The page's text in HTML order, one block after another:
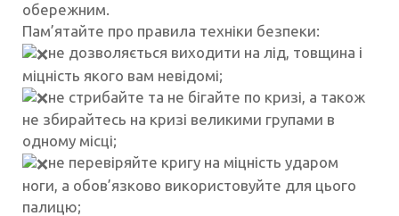
обережним.
Пам’ятайте про правила техніки безпеки:
не дозволяється виходити на лід, товщина і
міцність якого вам невідомі;
не стрибайте та не бігайте по кризі, а також
не збирайтесь на кризі великими групами в
одному місці;
не перевіряйте кригу на міцність ударом
ноги, а обов’язково використовуйте для цього
палицю;